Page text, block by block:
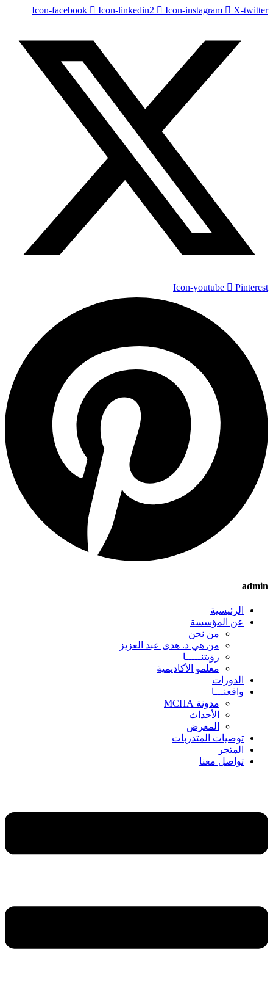
Icon-facebook Icon-linkedin2 Icon-instagram X-twitter
Icon-youtube Pinterest
admin
الرئيسية
عن المؤسسة
من نحن
من هي د. هدى عبد العزيز
رؤيتنـــــا
معلمو الأكاديمية
الدورات
واقعنـــا
مدونة MCHA
الأحداث
المعرض
توصيات المتدربات
المتجر
تواصل معنا